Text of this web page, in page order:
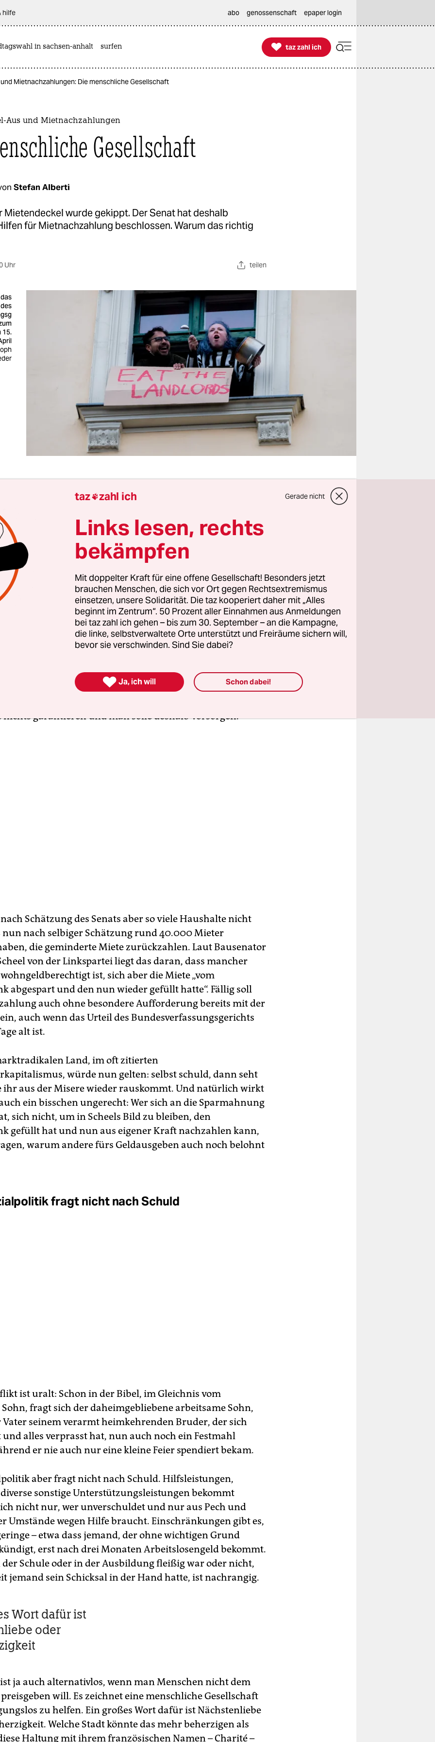
hilfe abo genossenschaft epaper login
in sachsen-anhalt surfen 
taz zahl ich
taz zahl ich
Mietnachzahlungen: Die menschliche Gesellschaft
Aus und Mietnachzahlungen
Gesellschaft
Stefan Alberti
Mietendeckel wurde gekippt. Der Senat hat deshalb
für Mietnachzahlung beschlossen. Warum das richtig
Uhr teilen
15.
es nach dem Aus für den Mietendeckel um pure Logik und
dann könnte sich der rot-rot-grüne Senat
am Dienstag beschlossene, vorerst 10 Millionen Euro
wohnen-Hilfe“ sparen. Diese Darlehen – aus denen
Zuschüsse werden können –, wären nämlich
alle, die nun die geminderte Miete nachzahlen
an die Mahnung von Senat und Mieterschützern
Das eingesparte Geld vorerst auf keinen Fall
bis zu einer abschließenden Klärung am
auf die Seite legen.
er habe die Mieter in die Irre geführt und sei deshalb
zu helfen. Denn mantramäßig haben Koalitionspolitiker
nichts garantieren und man solle deshalb vorsorgen.
Schätzung des Senats aber so viele Haushalte nicht
nun nach selbiger Schätzung rund 40.000 Mieter
die geminderte Miete zurückzahlen. Laut Bausenator
von der Linkspartei liegt das daran, dass mancher
ist, sich aber die Miete „vom
abgespart und den nun wieder gefüllt hatte“. Fällig soll
auch ohne besondere Aufforderung bereits mit der
auch wenn das Urteil des Bundesverfassungsgerichts
alt ist.
Land, im oft zitierten
würde nun gelten: selbst schuld, dann seht
ihr aus der Misere wieder rauskommt. Und natürlich wirkt
ein bisschen ungerecht: Wer sich an die Sparmahnung
sich nicht, um in Scheels Bild zu bleiben, den
gefüllt hat und nun aus eigener Kraft nachzahlen kann,
warum andere fürs Geldausgeben auch noch belohnt
fragt nicht nach Schuld
ist uralt: Schon in der Bibel, im Gleichnis vom
fragt sich der daheimgebliebene arbeitsame Sohn,
seinem verarmt heimkehrenden Bruder, der sich
alles verprasst hat, nun auch noch ein Festmahl
er nie auch nur eine kleine Feier spendiert bekam.
aber fragt nicht nach Schuld. Hilfsleistungen,
sonstige Unterstützungsleistungen bekommt
nicht nur, wer unverschuldet und nur aus Pech und
Umstände wegen Hilfe braucht. Einschränkungen gibt es,
– etwa dass jemand, der ohne wichtigen Grund
erst nach drei Monaten Arbeitslosengeld bekommt.
der Schule oder in der Ausbildung fleißig war oder nicht,
jemand sein Schicksal in der Hand hatte, ist nachrangig.
Wort dafür ist
oder
ist ja auch alternativlos, wenn man Menschen nicht dem
will. Es zeichnet eine menschliche Gesellschaft
zu helfen. Ein großes Wort dafür ist Nächstenliebe
Welche Stadt könnte das mehr beherzigen als
Haltung mit ihrem französischen Namen – Charité –
taz zahl ich Gerade nicht
Links lesen, rechts
bekämpfen
Mit doppelter Kraft für eine offene Gesellschaft! Besonders jetzt
brauchen Menschen, die sich vor Ort gegen Rechtsextremismus
einsetzen, unsere Solidarität. Die taz kooperiert daher mit „Alles
beginnt im Zentrum“. 50 Prozent aller Einnahmen aus Anmeldungen
bei taz zahl ich gehen – bis zum 30. September – an die Kampagne,
die linke, selbstverwaltete Orte unterstützt und Freiräume sichern will,
bevor sie verschwinden. Sind Sie dabei?
 Ja, ich will Schon dabei!